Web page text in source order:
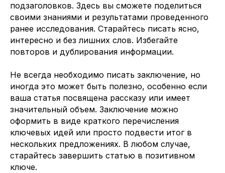
подзаголовков. Здесь вы сможете поделиться
своими знаниями и результатами проведенного
ранее исследования. Старайтесь писать ясно,
интересно и без лишних слов. Избегайте
повторов и дублирования информации.
Не всегда необходимо писать заключение, но
иногда это может быть полезно, особенно если
ваша статья посвящена рассказу или имеет
значительный объем. Заключение можно
оформить в виде краткого перечисления
ключевых идей или просто подвести итог в
нескольких предложениях. В любом случае,
старайтесь завершить статью в позитивном
ключе.